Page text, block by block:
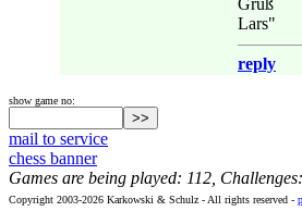
Gruß
Lars"
reply
show game no:
mail to service
chess banner
Games are being played: 112,
Copyright 2003-2026 Karkowski & Schulz - All rights reserved -